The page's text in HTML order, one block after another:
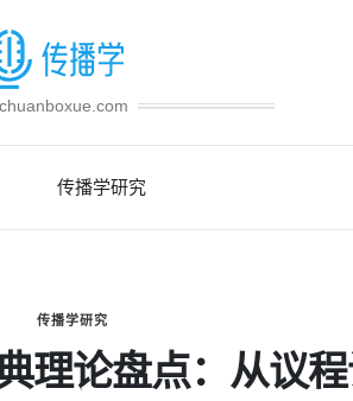
chuanboxue.com
传播学研究
传播学研究
理论盘点：从议